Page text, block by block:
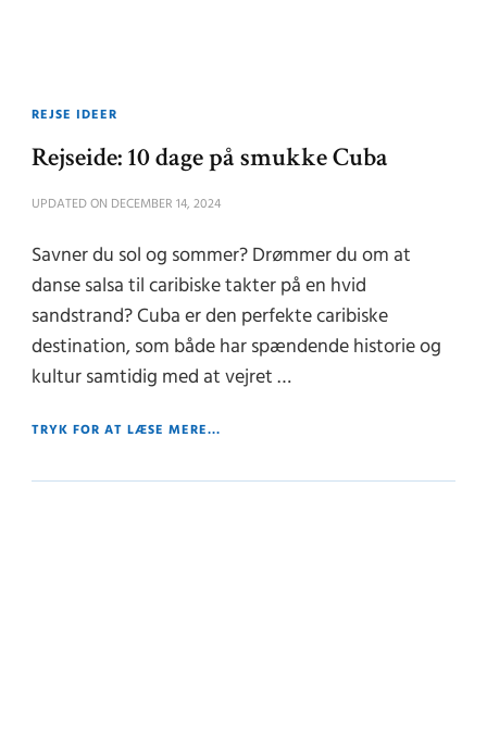
REJSE IDEER
Rejseide: 10 dage på smukke Cuba
UPDATED ON DECEMBER 14, 2024
Savner du sol og sommer? Drømmer du om at
danse salsa til caribiske takter på en hvid
sandstrand? Cuba er den perfekte caribiske
destination, som både har spændende historie og
kultur samtidig med at vejret …
TRYK FOR AT LÆSE MERE...